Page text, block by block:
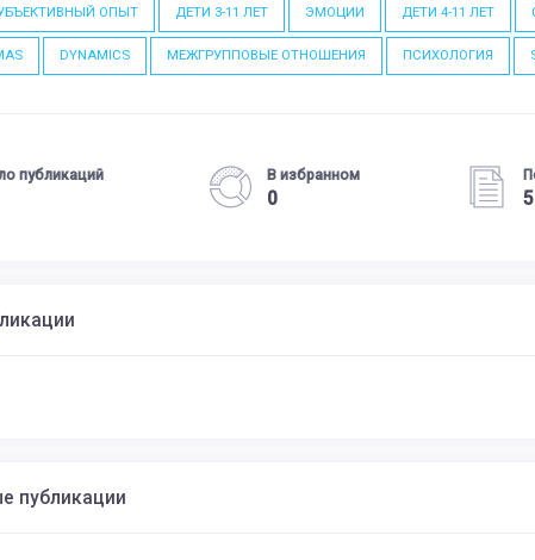
ОПЫТ ДЕТИ 3-11 ЛЕТ ЭМОЦИИ ДЕТИ 4-11 ЛЕТ
DYNAMICS МЕЖГРУППОВЫЕ ОТНОШЕНИЯ ПСИХОЛОГИЯ
публикаций В избранном
0 5
публикации